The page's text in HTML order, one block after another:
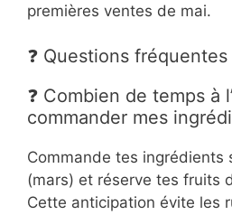
premières ventes de mai.
❓ Questions fréquentes
❓ Combien de temps à
commander mes
Commande tes ingrédients
(mars) et réserve tes fruits
Cette anticipation évite les